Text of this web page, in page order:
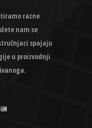
razne
nam se
spajaju
u proizvodnji